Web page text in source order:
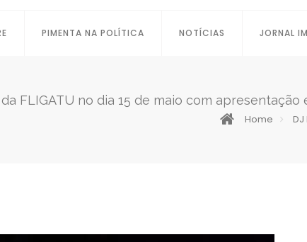
PIMENTA NA POLÍTICA NOTÍCIAS JORNAL
FLIGATU no dia 15 de maio com apresentação
Home